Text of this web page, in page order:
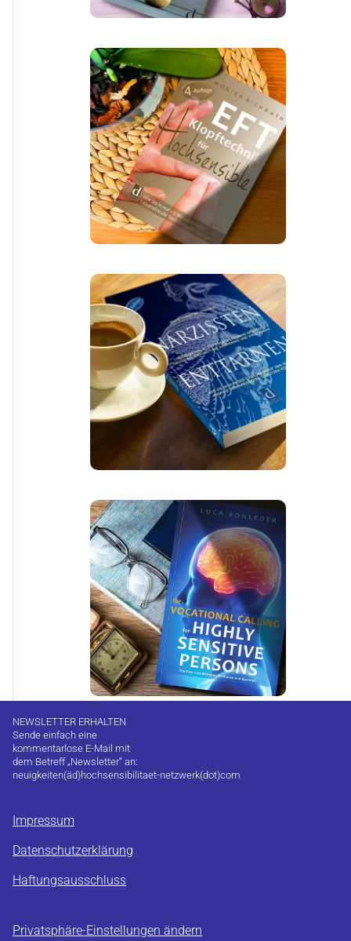
NEWSLETTER ERHALTEN
Sende einfach eine
kommentarlose E-Mail mit
dem Betreff „Newsletter“ an:
neuigkeiten(äd)hochsensibilitaet-netzwerk(dot)com
Impressum
Datenschutzerklärung
Haftungsausschluss
Privatsphäre-Einstellungen ändern